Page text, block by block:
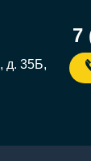
д. 35Б,
7